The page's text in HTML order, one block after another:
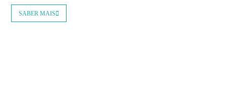
SABER MAIS